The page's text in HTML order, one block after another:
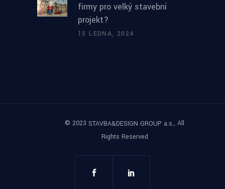
firmy pro velký stavební
projekt?
15 LEDNA, 2024
© 2023 STAVBA&DESIGN GROUP a.s., All
Rights Reserved